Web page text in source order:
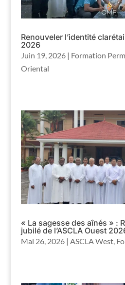
Renouveler l’identité
2026
Juin 19, 2026| Formation
Oriental
« La sagesse des aînés » :
jubilé de l’ASCLA Ouest
Mai 26, 2026| ASCLA West,